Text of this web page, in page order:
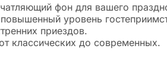
фон для вашего
уровень
приездов.
классических до современных.